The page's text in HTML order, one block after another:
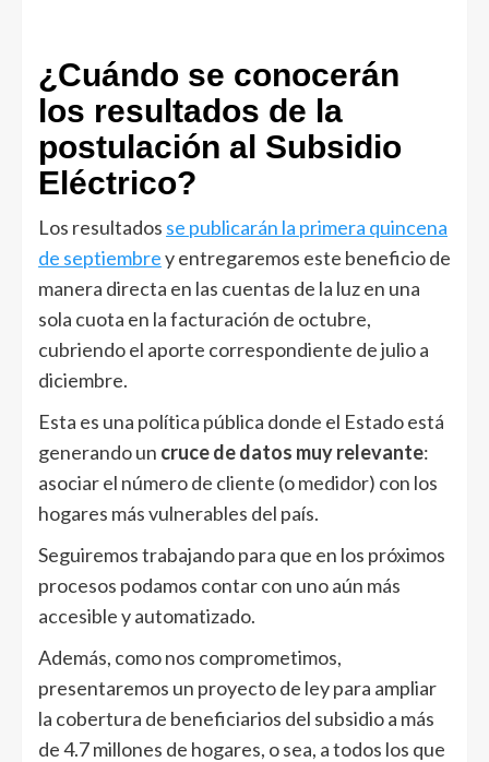
¿Cuándo se conocerán
los resultados de la
postulación al Subsidio
Eléctrico?
Los resultados se publicarán la primera quincena
de septiembrey entregaremos este beneficio de
manera directa en las cuentas de la luz en una
sola cuota en la facturación de octubre,
cubriendo el aporte correspondiente de julio a
diciembre.
Esta es una política pública donde el Estado está
generando un cruce de datos muy relevante:
asociar el número de cliente (o medidor) con los
hogares más vulnerables del país.
Seguiremos trabajando para que en los próximos
procesos podamos contar con uno aún más
accesible y automatizado.
Además, como nos comprometimos,
presentaremos un proyecto de ley para ampliar
la cobertura de beneficiarios del subsidio a más
de 4.7 millones de hogares, o sea, a todos los que